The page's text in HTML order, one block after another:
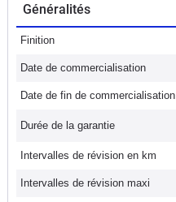
Généralités
Finition
Date de commercialisation
Date de fin de commercialisation
Durée de la garantie
Intervalles de révision en km
Intervalles de révision maxi